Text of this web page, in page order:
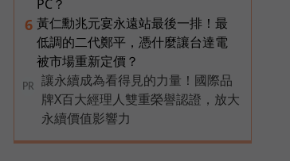
PC？
6 黃仁勳兆元宴永遠站最後一排！最
低調的二代鄭平，憑什麼讓台達電
被市場重新定價？
PR
讓永續成為看得見的力量！國際品
牌X百大經理人雙重榮譽認證，放大
永續價值影響力